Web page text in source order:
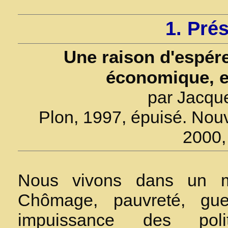
1.
Une raison
économique,
par
Plon, 1997, épuisé.
Nous vivons dans un
Chômage, pauvreté,
impuissance des